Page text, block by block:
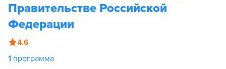
Правительстве Российской
Федерации
4.6
1 программа